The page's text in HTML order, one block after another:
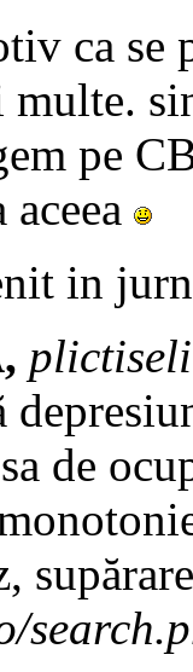
ca se
multe.
pe
in
de